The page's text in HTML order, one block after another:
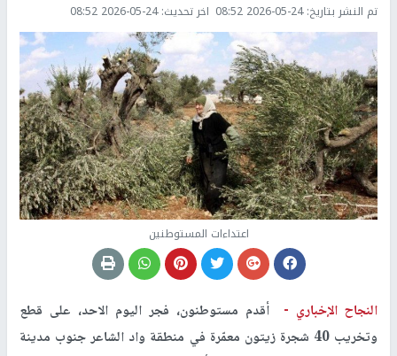
تم النشر بتاريخ:2026-05-24 08:52 اخر تحديث:2026-05-24 08:52
اعتداءات المستوطنين
النجاح الإخباري -
أقدم مستوطنون، فجر اليوم الاحد، على قطع
وتخريب 40 شجرة زيتون معمّرة في منطقة واد الشاعر جنوب مدينة